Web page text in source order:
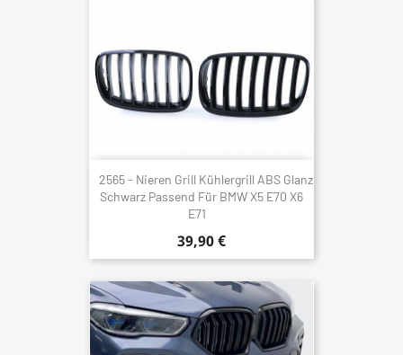
2565 - Nieren Grill Kühlergrill ABS Glanz
Schwarz Passend Für BMW X5 E70 X6
E71
39,90 €